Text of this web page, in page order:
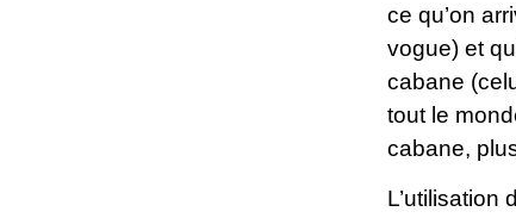
ce qu’on
vogue) et
cabane
tout le
cabane,
L’utilisation